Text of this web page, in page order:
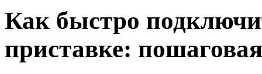
Как быстро
приставке: